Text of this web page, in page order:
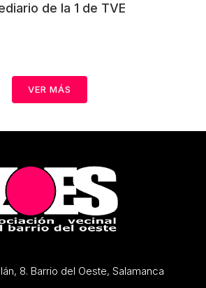
de la 1 de TVE
VER MÁS
8. Barrio del Oeste, Salamanca